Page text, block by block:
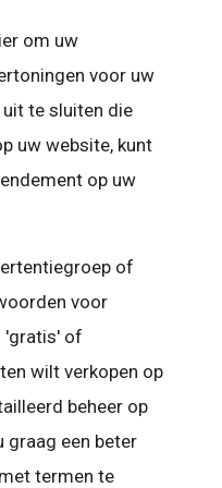
om uw
voor uw
te sluiten die
uw website, kunt
op uw
of
voor
'gratis' of
wilt verkopen op
beheer op
graag een beter
termen te